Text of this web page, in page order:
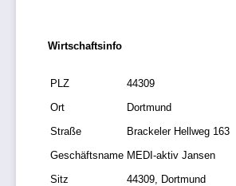
Wirtschaftsinfo
PLZ
44309
Ort
Dortmund
Straße
Brackeler Hellweg 163
Geschäftsname MEDI-aktiv Jansen
Sitz
44309, Dortmund